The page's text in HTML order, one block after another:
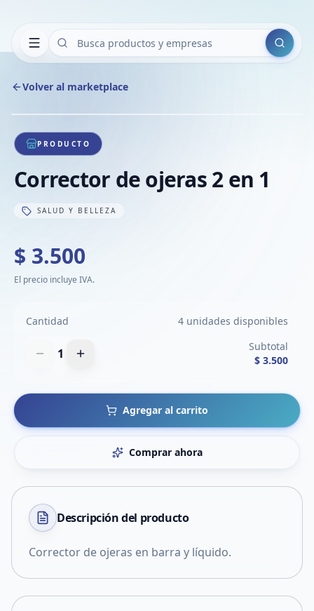
Buscar
Volver al marketplace
1/1
PRODUCTO
Corrector de ojeras 2 en 1
SALUD Y BELLEZA
$ 3.500
El precio incluye IVA.
Cantidad 4 unidades disponibles
1
Subtotal
$ 3.500
Agregar al carrito
Comprar ahora
Descripción del producto
Corrector de ojeras en barra y líquido.